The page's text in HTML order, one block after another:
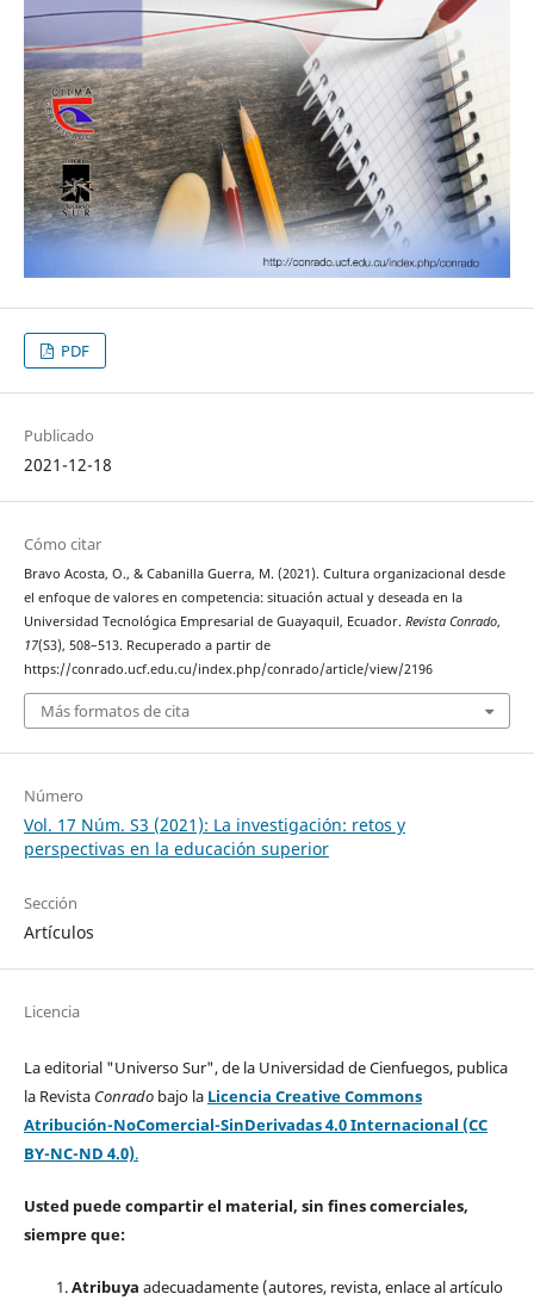
PDF
Publicado
2021-12-18
Cómo citar
Bravo Acosta, O., & Cabanilla Guerra, M. (2021). Cultura organizacional desde
el enfoque de valores en competencia: situación actual y deseada en la
Universidad Tecnológica Empresarial de Guayaquil, Ecuador. Revista Conrado,
17(S3), 508–513. Recuperado a partir de
https://conrado.ucf.edu.cu/index.php/conrado/article/view/2196
Más formatos de cita
Número
Vol. 17 Núm. S3 (2021): La investigación: retos y
perspectivas en la educación superior
Sección
Artículos
Licencia
La editorial "Universo Sur", de la Universidad de Cienfuegos, publica
la Revista Conradobajo la Licencia Creative Commons
Atribución-NoComercial-SinDerivadas 4.0 Internacional (CC
BY-NC-ND 4.0).
Usted puede compartir el material, sin fines comerciales,
siempre que:
Atribuya adecuadamente (autores, revista, enlace al artículo